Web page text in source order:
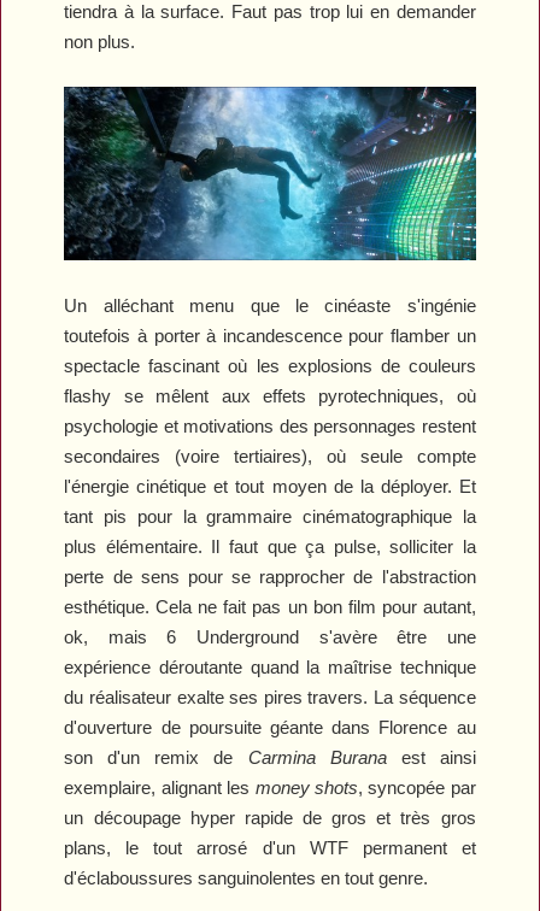
tiendra à la surface. Faut pas trop lui en demander
non plus.
Un alléchant menu que le cinéaste s'ingénie
toutefois à porter à incandescence pour flamber un
spectacle fascinant où les explosions de couleurs
flashy se mêlent aux effets pyrotechniques, où
psychologie et motivations des personnages restent
secondaires (voire tertiaires), où seule compte
l'énergie cinétique et tout moyen de la déployer. Et
tant pis pour la grammaire cinématographique la
plus élémentaire. Il faut que ça pulse, solliciter la
perte de sens pour se rapprocher de l'abstraction
esthétique. Cela ne fait pas un bon film pour autant,
ok, mais6 Underground s'avère être une
expérience déroutante quand la maîtrise technique
du réalisateur exalte ses pires travers. La séquence
d'ouverture de poursuite géante dans Florence au
son d'un remix de Carmina Buranaest ainsi
exemplaire, alignant les money shots, syncopée par
un découpage hyper rapide de gros et très gros
plans, le tout arrosé d'un WTF permanent et
d'éclaboussures sanguinolentes en tout genre.